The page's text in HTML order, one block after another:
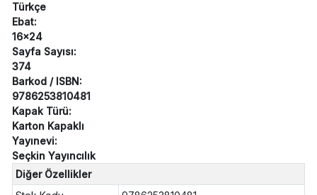
Türkçe
Ebat:
16x24
Sayfa Sayısı:
374
Barkod / ISBN:
9786253810481
Kapak Türü:
Karton Kapaklı
Yayınevi:
Seçkin Yayıncılık
Diğer Özellikler